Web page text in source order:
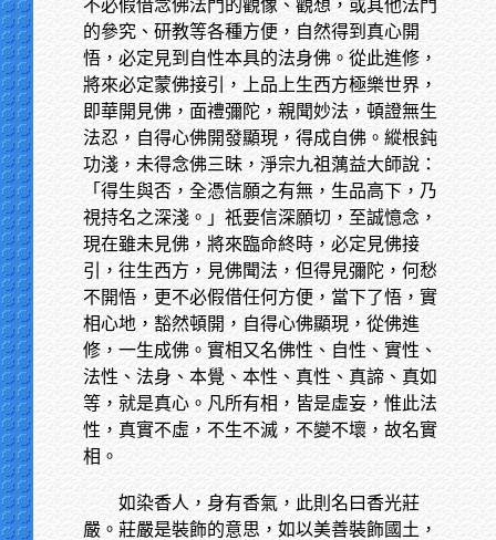
不必假借念佛法門的觀像、觀想，或其他法門
的參究、研教等各種方便，自然得到真心開
悟，必定見到自性本具的法身佛。從此進修，
將來必定蒙佛接引，上品上生西方極樂世界，
即華開見佛，面禮彌陀，親聞妙法，頓證無生
法忍，自得心佛開發顯現，得成自佛。縱根鈍
功淺，未得念佛三昧，淨宗九祖蕅益大師說：
「得生與否，全憑信願之有無，生品高下，乃
視持名之深淺。」祇要信深願切，至誠憶念，
現在雖未見佛，將來臨命終時，必定見佛接
引，往生西方，見佛聞法，但得見彌陀，何愁
不開悟，更不必假借任何方便，當下了悟，實
相心地，豁然頓開，自得心佛顯現，從佛進
修，一生成佛。實相又名佛性、自性、實性、
法性、法身、本覺、本性、真性、真諦、真如
等，就是真心。凡所有相，皆是虛妄，惟此法
性，真實不虛，不生不滅，不變不壞，故名實
相。
如染香人，身有香氣，此則名曰香光莊
嚴。莊嚴是裝飾的意思，如以美善裝飾國土，